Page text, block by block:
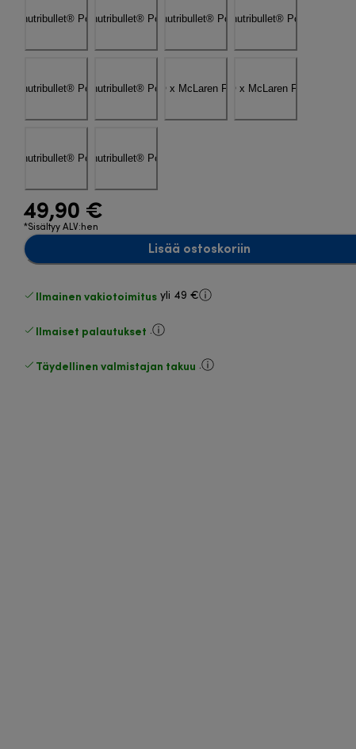
49,90 €
*Sisältyy ALV:hen
Lisää ostoskoriin
Ilmainen vakiotoimitus yli 49 €
Ilmaiset palautukset .
Täydellinen valmistajan takuu .